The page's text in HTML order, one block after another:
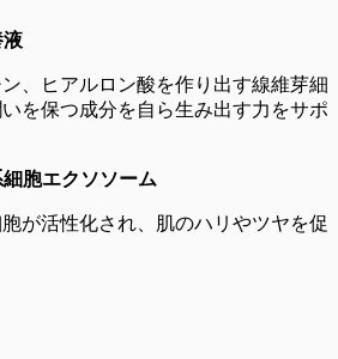
液
、ヒアルロン酸を作り出す線維芽細
を保つ成分を自ら生み出す力をサポ
胞エクソソーム
が活性化され、肌のハリやツヤを促